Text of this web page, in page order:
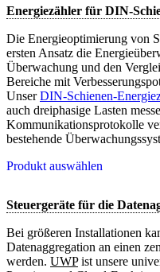
Energiezähler für DIN-
Die Energieoptimierung von
ersten Ansatz die
Überwachung und den
Bereiche mit
UnserDIN-Schienen-
auch dreiphasige Lasten
Kommunikationsprotokolle
bestehende
Produkt auswählen
Steuergeräte für die
Bei größeren Installationen
Datenaggregation an einen
werden. UWPist unsere